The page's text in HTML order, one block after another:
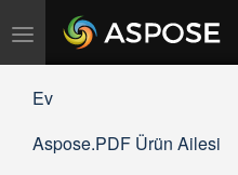
Gezinmeyi
Ev
Aspose.PDF Ürün Ailesi